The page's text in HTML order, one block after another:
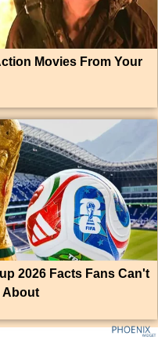
Movies From Your
2026 Facts Fans Can't
About